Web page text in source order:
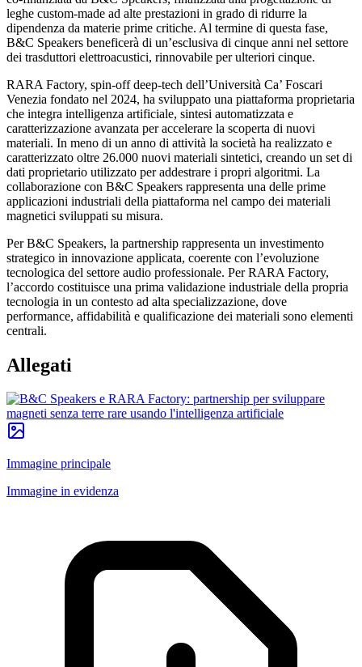
leghe custom-made ad alte prestazioni in grado di ridurre la
dipendenza da materie prime critiche. Al termine di questa fase,
B&C Speakers beneficerà di un’esclusiva di cinque anni nel settore
dei trasduttori elettroacustici, rinnovabile per ulteriori cinque.
RARA Factory, spin-off deep-tech dell’Università Ca’ Foscari
Venezia fondato nel 2024, ha sviluppato una piattaforma proprietaria
che integra intelligenza artificiale, sintesi automatizzata e
caratterizzazione avanzata per accelerare la scoperta di nuovi
materiali. In meno di un anno di attività la società ha realizzato e
caratterizzato oltre 26.000 nuovi materiali sintetici, creando un set di
dati proprietario utilizzato per addestrare i propri algoritmi. La
collaborazione con B&C Speakers rappresenta una delle prime
applicazioni industriali della piattaforma nel campo dei materiali
magnetici sviluppati su misura.
Per B&C Speakers, la partnership rappresenta un investimento
strategico in innovazione applicata, coerente con l’evoluzione
tecnologica del settore audio professionale. Per RARA Factory,
l’accordo costituisce una prima validazione industriale della propria
tecnologia in un contesto ad alta specializzazione, dove
performance, affidabilità e qualificazione dei materiali sono elementi
centrali.
Allegati
Immagine principale
Immagine in evidenza